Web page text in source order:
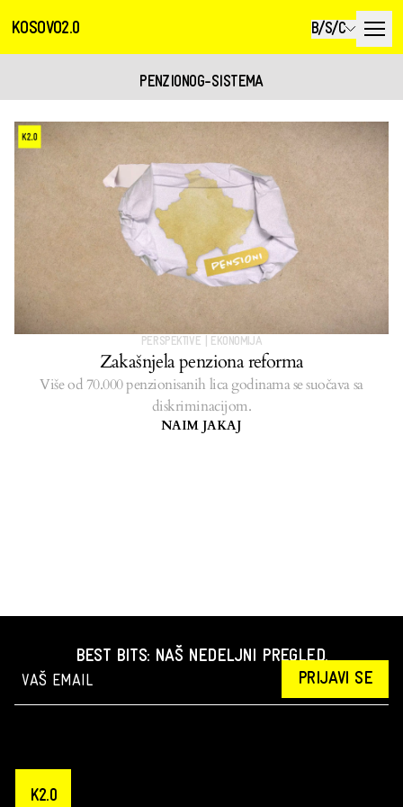
KOSOVO2.0 B/S/C
PENZIONOG-SISTEMA
PERSPEKTIVE EKONOMIJA
Zakašnjela penziona reforma
Više od 70.000 penzionisanih lica godinama se suočava sa
diskriminacijom.
NAIM JAKAJ
BEST BITS: NAŠ NEDELJNI PREGLED.
PRIJAVI SE
K2.0